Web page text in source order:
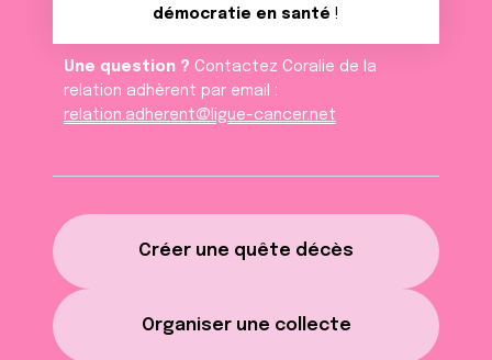
Créer une quête décès
Organiser une collecte
démocratie en santé !
Une question ? Contactez Coralie de la
relation adhèrent par email :
relation.adherent@ligue-cancer.net